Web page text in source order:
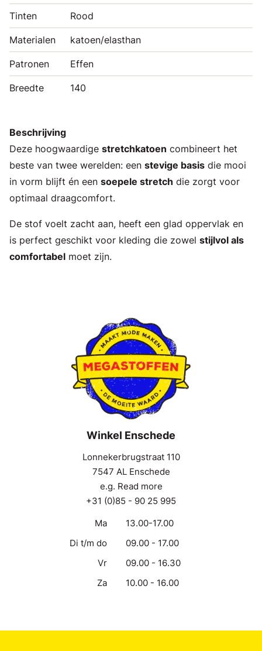
Tinten Rood
Materialen katoen/elasthan
Patronen Effen
Breedte 140
Beschrijving
Deze hoogwaardige stretchkatoen combineert het
beste van twee werelden: een stevige basis die mooi
in vorm blijft én een soepele stretch die zorgt voor
optimaal draagcomfort.
De stof voelt zacht aan, heeft een glad oppervlak en
is perfect geschikt voor kleding die zowel stijlvol als
comfortabel moet zijn.
Winkel Enschede
Lonnekerbrugstraat 110
7547 AL Enschede
e.g. Read more
+31 (0)85 - 90 25 995
Ma
13.00-17.00
Di t/m do
09.00 - 17.00
Vr
09.00 - 16.30
Za
10.00 - 16.00